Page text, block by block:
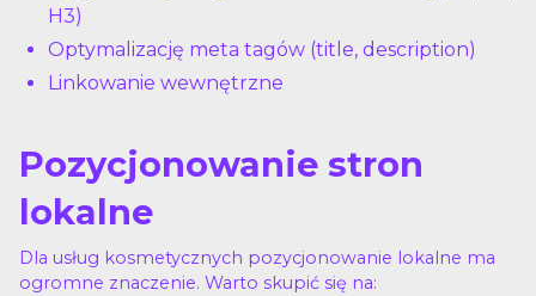
H3)
Optymalizację meta tagów (title, description)
Linkowanie wewnętrzne
Pozycjonowanie stron
lokalne
Dla usług kosmetycznych pozycjonowanie lokalne ma
ogromne znaczenie. Warto skupić się na: